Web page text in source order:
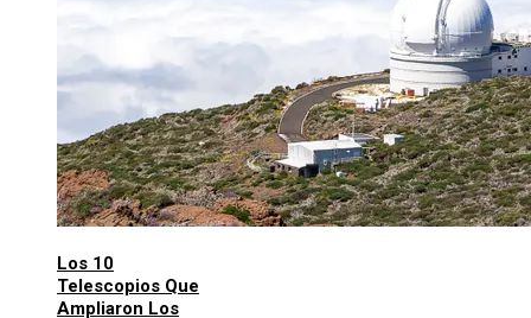
Los 10
Telescopios Que
Ampliaron Los